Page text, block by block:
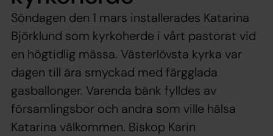
Söndagen den 1 mars installerades Katarina
Björklund som kyrkoherde i vårt pastorat vid
en högtidlig mässa. Västerlövsta kyrka var
dagen till ära smyckad med färgglada
gasballonger. Varenda bänk fylldes av
församlingsbor och andra som ville hälsa
Katarina välkommen. Biskop Karin